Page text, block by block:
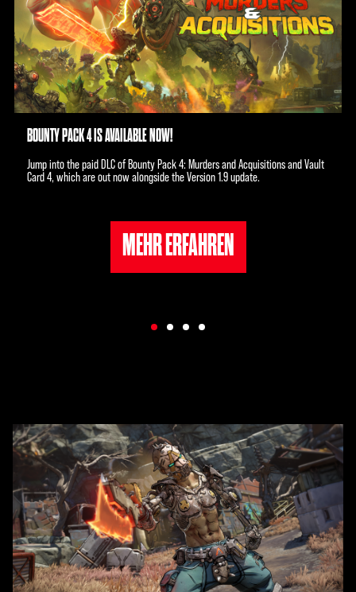
BOUNTY PACK 4 IS AVAILABLE NOW!
Jump into the paid DLC of Bounty Pack 4: Murders and Acquisitions and Vault
Card 4, which are out now alongside the Version 1.9 update.
MEHR ERFAHREN